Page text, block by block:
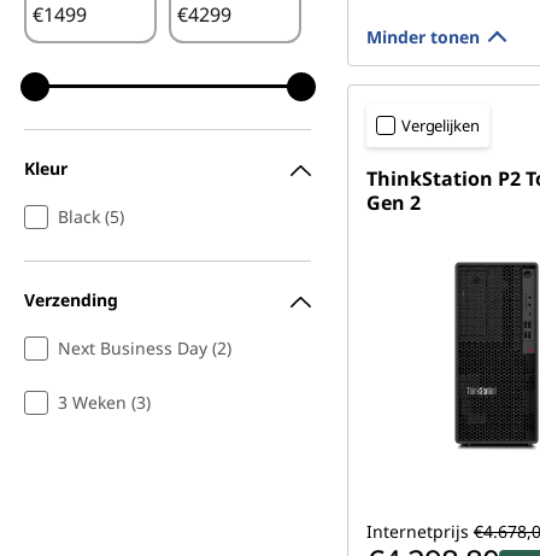
€ €
Kleur
Black (5)
Verzending
Next Business Day (2)
3 Weken (3)
Minder tonen
Vergelijken
ThinkStation P2
Gen 2
Internetprijs